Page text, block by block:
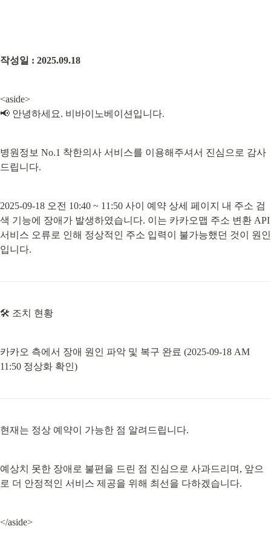
작성일 : 2025.09.18
<aside>
📢 안녕하세요. 비바이노베이션입니다.
병원정보 No.1 착한의사 서비스를 이용해주셔서 진심으로 감사
드립니다.
2025-09-18 오전 10:40 ~ 11:50 사이 예약 상세 페이지 내 주소 검
색 기능에 장애가 발생하였습니다. 이는 카카오맵 주소 변환 API
서비스 오류로 인해 정상적인 주소 입력이 불가능했던 것이 원인
입니다.
🛠️ 조치 현황
카카오 측에서 장애 원인 파악 및 복구 완료 (2025-09-18 AM
11:50 정상화 확인)
현재는 정상 예약이 가능한 점 알려드립니다.
예상치 못한 장애로 불편을 드린 점 진심으로 사과드리며, 앞으
로 더 안정적인 서비스 제공을 위해 최선을 다하겠습니다.
</aside>